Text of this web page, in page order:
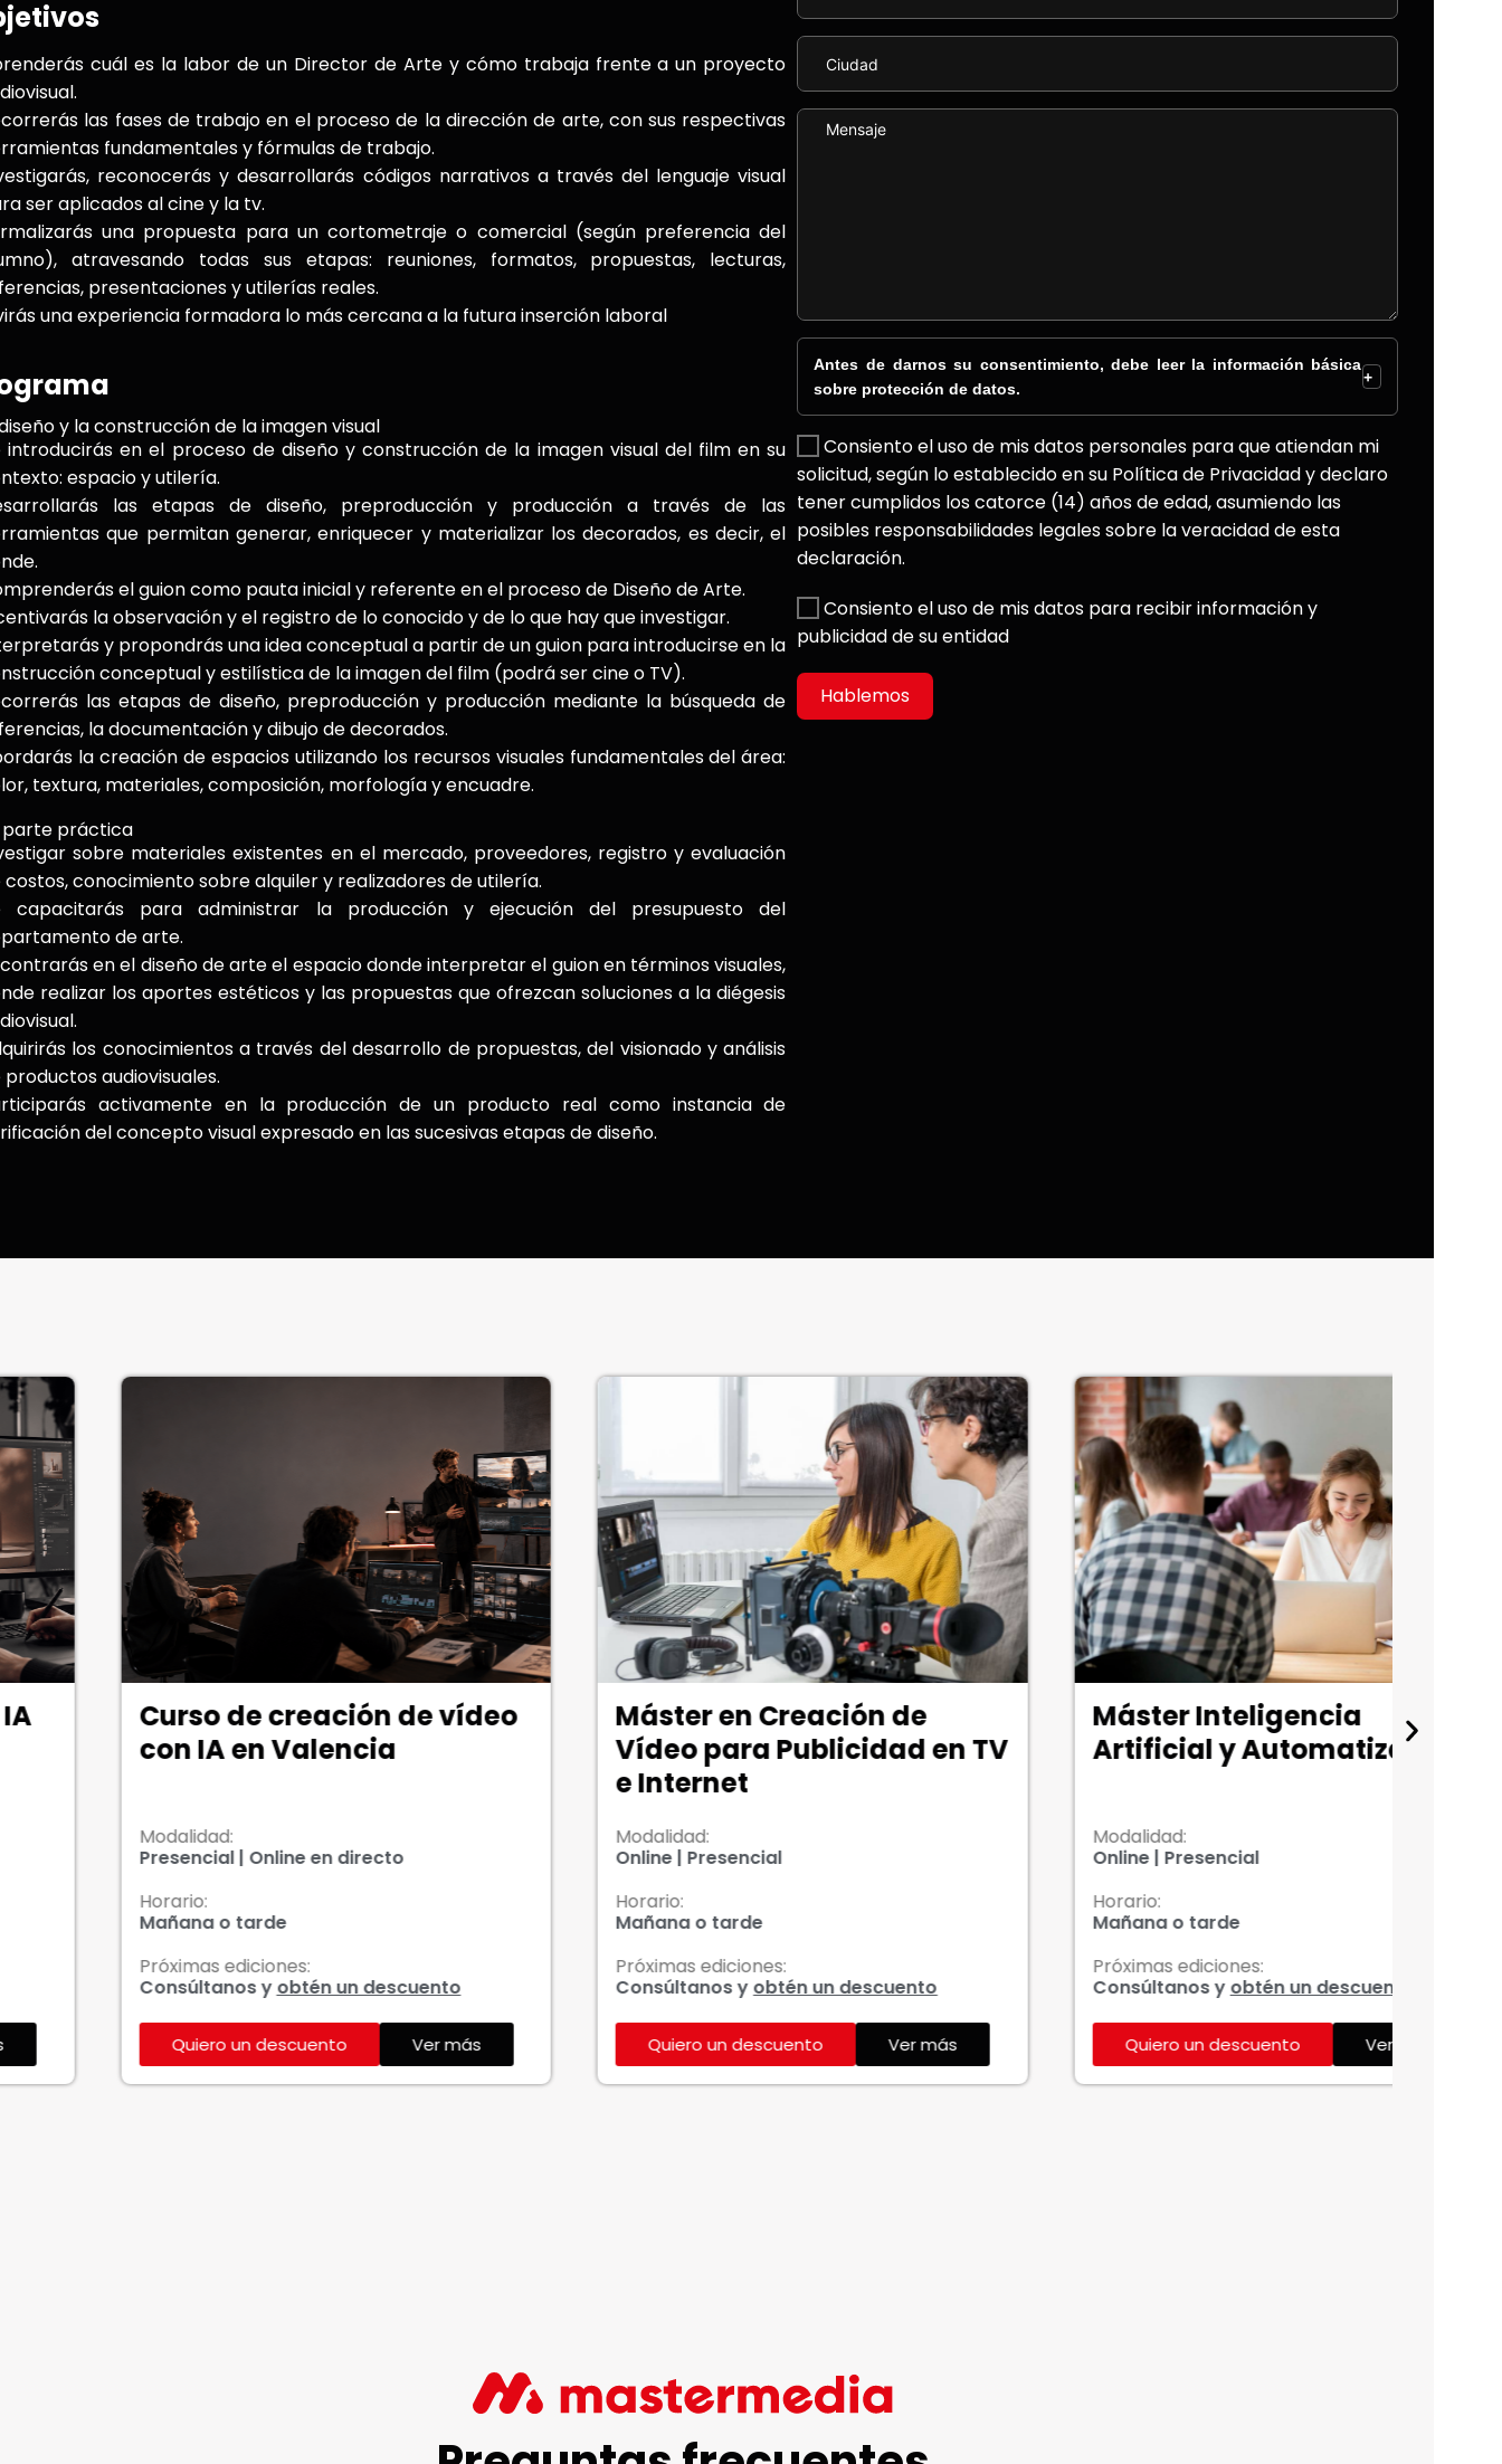
Antes de darnos su consentimiento, debe leer la información básica
sobre protección de datos.
+
Consiento el uso de mis datos personales para que atiendan mi
solicitud, según lo establecido en su Política de Privacidad y declaro
tener cumplidos los catorce (14) años de edad, asumiendo las
posibles responsabilidades legales sobre la veracidad de esta
declaración.
Consiento el uso de mis datos para recibir información y
publicidad de su entidad
Hablemos
cuál es la labor de un Director de Arte y cómo trabaja frente a un proyecto
las fases de trabajo en el proceso de la dirección de arte, con sus respectivas
fundamentales y fórmulas de trabajo.
reconocerás y desarrollarás códigos narrativos a través del lenguaje visual
ser aplicados al cine y la tv.
una propuesta para un cortometraje o comercial (según preferencia del
atravesando todas sus etapas: reuniones, formatos, propuestas, lecturas,
presentaciones y utilerías reales.
una experiencia formadora lo más cercana a la futura inserción laboral
y la construcción de la imagen visual
introducirás en el proceso de diseño y construcción de la imagen visual del film en su
espacio y utilería.
las etapas de diseño, preproducción y producción a través de las
que permitan generar, enriquecer y materializar los decorados, es decir, el
el guion como pauta inicial y referente en el proceso de Diseño de Arte.
la observación y el registro de lo conocido y de lo que hay que investigar.
y propondrás una idea conceptual a partir de un guion para introducirse en la
conceptual y estilística de la imagen del film (podrá ser cine o TV).
las etapas de diseño, preproducción y producción mediante la búsqueda de
la documentación y dibujo de decorados.
la creación de espacios utilizando los recursos visuales fundamentales del área:
textura, materiales, composición, morfología y encuadre.
parte práctica
sobre materiales existentes en el mercado, proveedores, registro y evaluación
costos, conocimiento sobre alquiler y realizadores de utilería.
capacitarás para administrar la producción y ejecución del presupuesto del
de arte.
en el diseño de arte el espacio donde interpretar el guion en términos visuales,
realizar los aportes estéticos y las propuestas que ofrezcan soluciones a la diégesis
los conocimientos a través del desarrollo de propuestas, del visionado y análisis
productos audiovisuales.
activamente en la producción de un producto real como instancia de
del concepto visual expresado en las sucesivas etapas de diseño.
Curso de creación de vídeo
con IA en Valencia
Presencial | Online en directo
Mañana o tarde
Próximas ediciones:
Consúltanos yobtén un descuento
Quiero un descuento Ver más
Máster en Creación de
Vídeo para Publicidad en TV
e Internet
Online | Presencial
Mañana o tarde
Próximas ediciones:
Consúltanos yobtén un descuento
Quiero un descuento Ver más
Máster Inteligencia
Artificial y Automatización
Online | Presencial
Mañana o tarde
Próximas ediciones:
Consúltanos yobtén un descuento
Quiero un descuento Ver más